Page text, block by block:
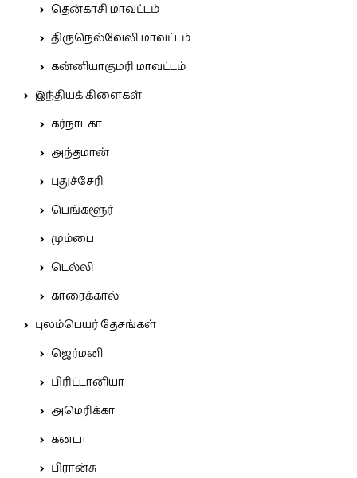
தென்காசி மாவட்டம்
திருநெல்வேலி மாவட்டம்
கன்னியாகுமரி மாவட்டம்
இந்தியக் கிளைகள்
கர்நாடகா
அந்தமான்
புதுச்சேரி
பெங்களூர்
மும்பை
டெல்லி
காரைக்கால்
புலம்பெயர் தேசங்கள்
ஜெர்மனி
பிரிட்டானியா
அமெரிக்கா
கனடா
பிரான்சு